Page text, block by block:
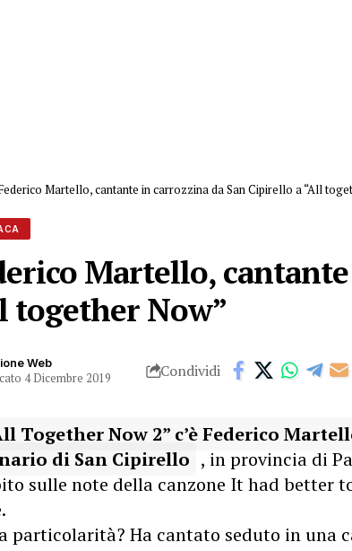
Martello, cantante in carrozzina da San Cipirello a “All
Martello,
together Now”
Web
4 Dicembre 2019 Condividi
Together Now 2” c’è Federico
di San Cipirello , in provincia di
sulle note della canzone It had better
particolarità? Ha cantato seduto in una